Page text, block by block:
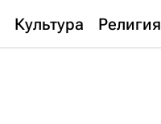
Культура Религия